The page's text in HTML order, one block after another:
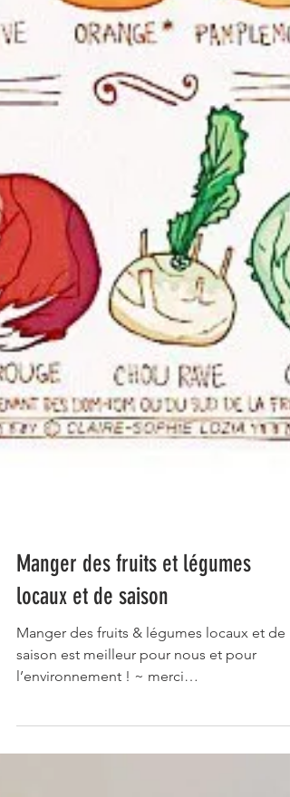
Manger des fruits et légumes
locaux et de saison
Manger des fruits & légumes locaux et de
saison est meilleur pour nous et pour
@clairesophiepissenlit ~...